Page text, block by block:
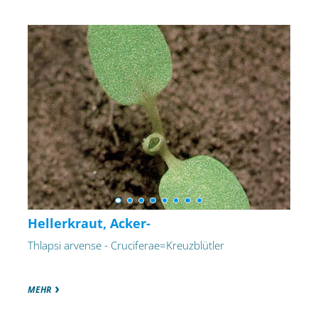
Hellerkraut, Acker-
Thlapsi arvense - Cruciferae=Kreuzblütler
MEHR